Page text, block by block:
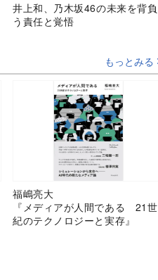
井上和、乃木坂46の未来を背負
う責任と覚悟
もっとみる
福嶋亮大
『メディアが人間である 21世
紀のテクノロジーと実存』